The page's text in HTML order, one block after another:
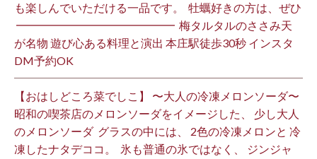
も楽しんでいただける一品です。 ⁡ 牡蠣好きの方は、ぜひ
⁡ ━━━━━━━━━━━━━━ ⁡ 梅タルタルのささみ天
が名物 遊び心ある料理と演出 本庄駅徒歩30秒 インスタ
DM予約OK ⁡
【おはしどころ菜でしこ】 〜大人の冷凍メロンソーダ〜 ⁡
昭和の喫茶店のメロンソーダをイメージした、 少し大人
のメロンソーダ ⁡ グラスの中には、 2色の冷凍メロンと 冷
凍したナタデココ。 ⁡ 氷も普通の氷ではなく、 ジンジャ